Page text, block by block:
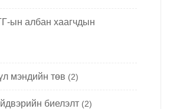
ын албан хаагчдын
мэндийн төв (2)
биелэлт (2)